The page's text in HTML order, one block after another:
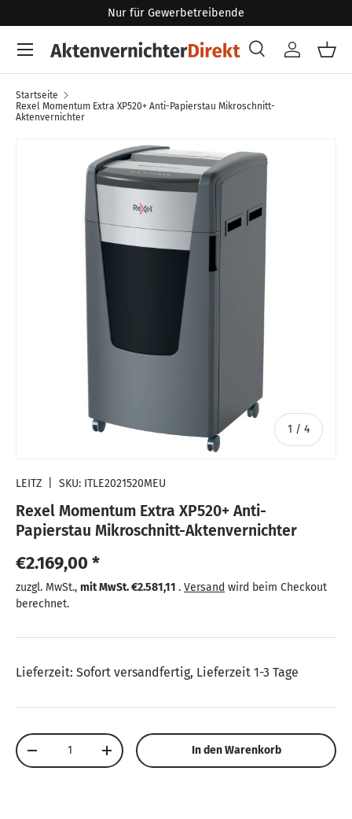
Direkt zum Inhalt
Nur für Gewerbetreibende
Suchen
Art
SucheKonto
Menü
Startseite
Rexel Momentum Extra XP520+ Anti-Papierstau Mikroschnitt-
Aktenvernichter
Zu Produktinformationen springen
1 / von
4
LEITZ SKU: ITLE2021520MEU
Rexel Momentum Extra XP520+ Anti-
Papierstau Mikroschnitt-Aktenvernichter
Normaler Preis
€2.169,00 *
zuzgl. MwSt., Normaler Preis
mit MwSt.€2.581,11 . Versand wird beim Checkout
berechnet.
Lieferzeit: Sofort versandfertig, Lieferzeit 1-3 Tage
Anzahl
Menge verringernMenge erhöhen In den Warenkorb